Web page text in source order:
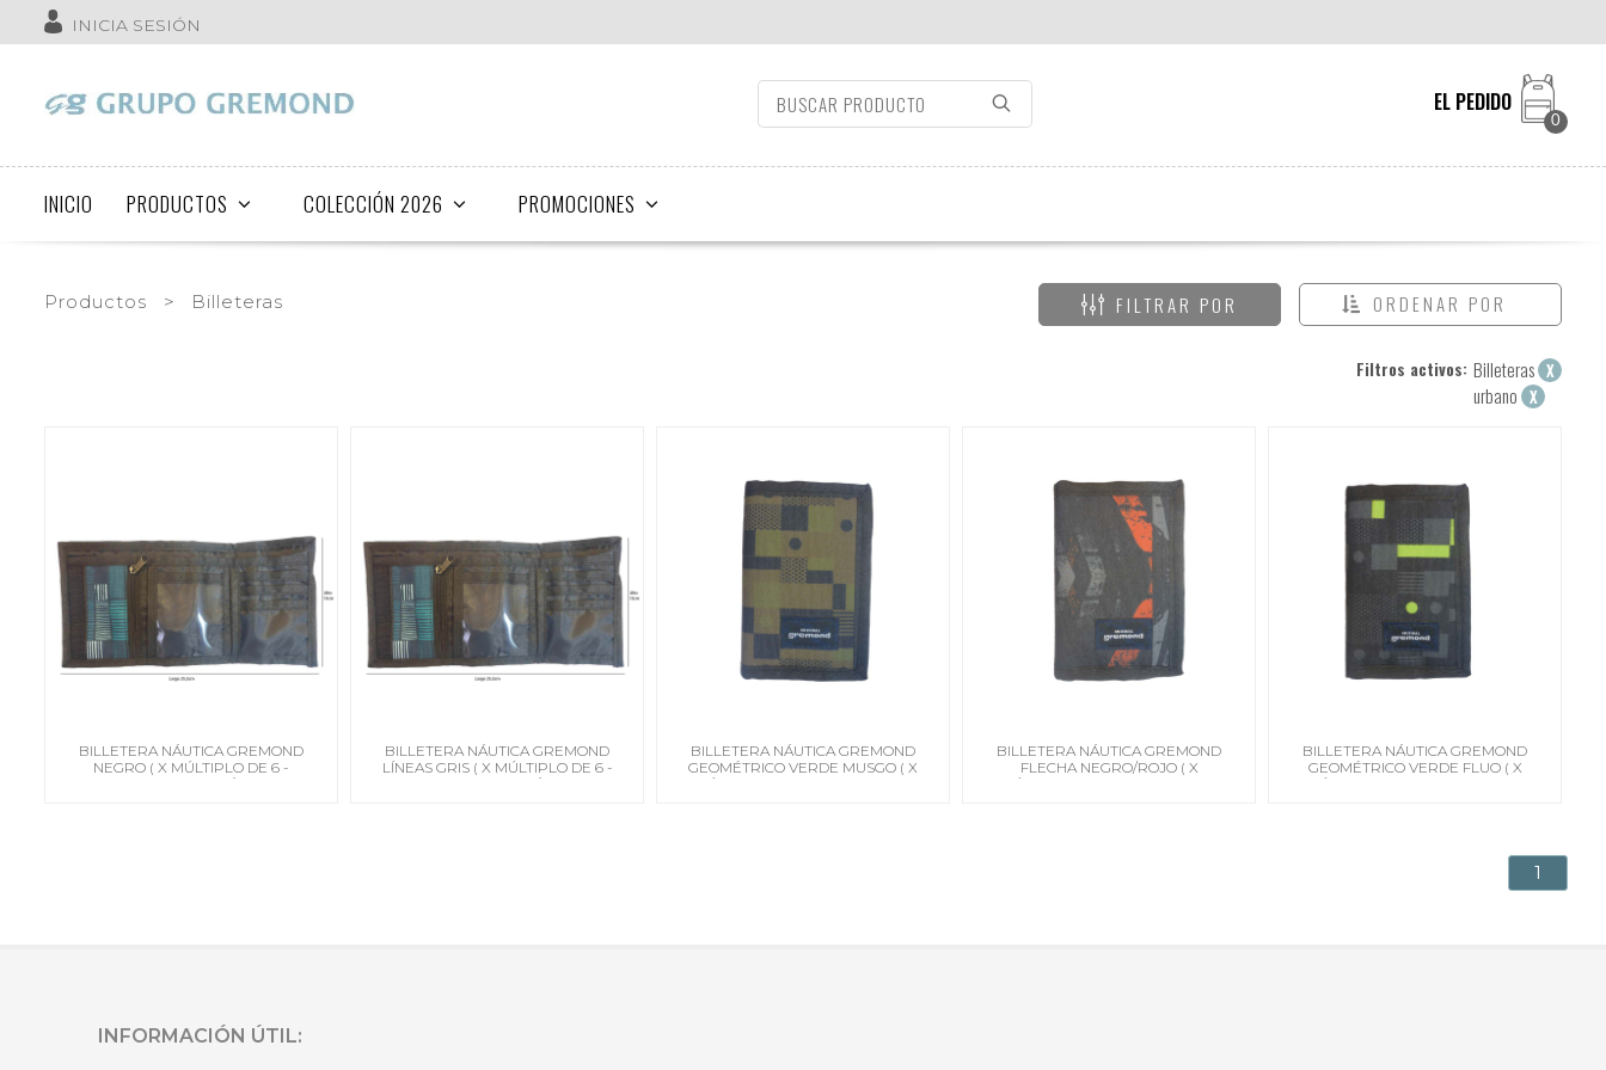
INICIA SESIÓN
EL PEDIDO
0
INICIO PRODUCTOS COLECCIÓN 2026 PROMOCIONES
Productos > Billeteras ORDENAR POR
FILTRAR POR
Filtros activos: Billeteras X
urbano X
BILLETERA NÁUTICA GREMOND
NEGRO ( X MÚLTIPLO DE 6 -
PRECIO UNIT) ATLÁNTIDA
BILLETERA NÁUTICA GREMOND
LÍNEAS GRIS ( X MÚLTIPLO DE 6 -
PRECIO UNIT) ATLÁNTIDA
BILLETERA NÁUTICA GREMOND
GEOMÉTRICO VERDE MUSGO ( X
MÚLTIPLO DE 6 - PRECIO UNIT)
BILLETERA NÁUTICA GREMOND
FLECHA NEGRO/ROJO ( X
MÚLTIPLO DE 6 - PRECIO UNIT)
BILLETERA NÁUTICA GREMOND
GEOMÉTRICO VERDE FLUO ( X
MÚLTIPLO DE 6 - PRECIO UNIT)
1
INFORMACIÓN ÚTIL: